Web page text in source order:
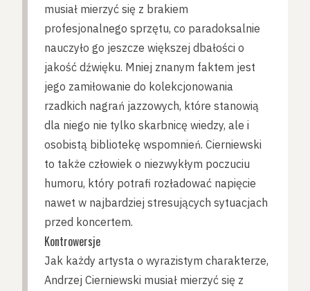
musiał mierzyć się z brakiem
profesjonalnego sprzętu, co paradoksalnie
nauczyło go jeszcze większej dbałości o
jakość dźwięku. Mniej znanym faktem jest
jego zamiłowanie do kolekcjonowania
rzadkich nagrań jazzowych, które stanowią
dla niego nie tylko skarbnicę wiedzy, ale i
osobistą bibliotekę wspomnień. Cierniewski
to także człowiek o niezwykłym poczuciu
humoru, który potrafi rozładować napięcie
nawet w najbardziej stresujących sytuacjach
przed koncertem.
Kontrowersje
Jak każdy artysta o wyrazistym charakterze,
Andrzej Cierniewski musiał mierzyć się z